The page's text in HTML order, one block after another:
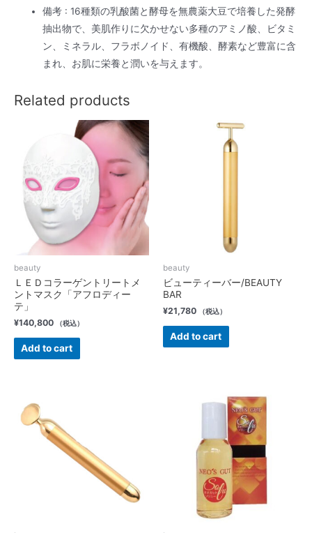
ロ
quantity
備考 : 16種類の乳酸菌と酵母を無農薬大豆で培養した発酵
抽出物で、美肌作りに欠かせない多種のアミノ酸、ビタミ
ン、ミネラル、フラボノイド、有機酸、酵素など豊富に含
まれ、お肌に栄養と潤いを与えます。
Related products
beauty
ＬＥＤコラーゲントリートメ
ントマスク「アフロディー
テ」
¥140,800 （税込）
Add to cart
beauty
ビューティーバー/BEAUTY
BAR
¥21,780 （税込）
Add to cart